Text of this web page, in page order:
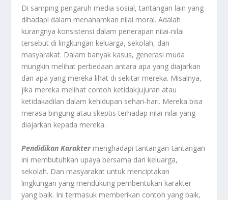
Di samping pengaruh media sosial, tantangan lain yang
dihadapi dalam menanamkan nilai moral. Adalah
kurangnya konsistensi dalam penerapan nilai-nilai
tersebut di lingkungan keluarga, sekolah, dan
masyarakat. Dalam banyak kasus, generasi muda
mungkin melihat perbedaan antara apa yang diajarkan
dan apa yang mereka lihat di sekitar mereka. Misalnya,
jika mereka melihat contoh ketidakjujuran atau
ketidakadilan dalam kehidupan sehari-hari. Mereka bisa
merasa bingung atau skeptis terhadap nilai-nilai yang
diajarkan kepada mereka.
Pendidikan Karakter menghadapi tantangan-tantangan
ini membutuhkan upaya bersama dari keluarga,
sekolah. Dan masyarakat untuk menciptakan
lingkungan yang mendukung pembentukan karakter
yang baik. Ini termasuk memberikan contoh yang baik,